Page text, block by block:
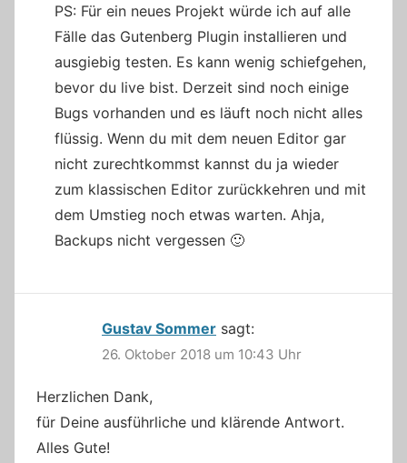
PS: Für ein neues Projekt würde ich auf alle
Fälle das Gutenberg Plugin installieren und
ausgiebig testen. Es kann wenig schiefgehen,
bevor du live bist. Derzeit sind noch einige
Bugs vorhanden und es läuft noch nicht alles
flüssig. Wenn du mit dem neuen Editor gar
nicht zurechtkommst kannst du ja wieder
zum klassischen Editor zurückkehren und mit
dem Umstieg noch etwas warten. Ahja,
Backups nicht vergessen 🙂
Gustav Sommer sagt:
26. Oktober 2018 um 10:43 Uhr
Herzlichen Dank,
für Deine ausführliche und klärende Antwort.
Alles Gute!